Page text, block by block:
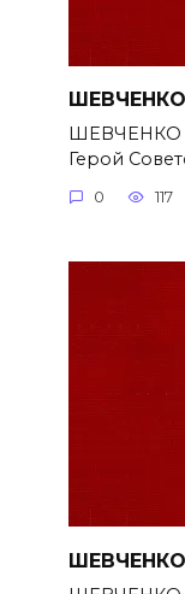
ШЕВЧЕНКО
Герой
0 117
ШЕВЧЕНКО